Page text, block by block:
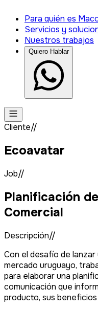
Para quién es
Servicios y
Nuestros trabajos
Quiero Hablar
Cliente//
Ecoavatar
Job//
Planificación
Comercial
Descripción//
Con el desafío de
mercado uruguayo,
para elaborar una
comunicación que
producto, sus